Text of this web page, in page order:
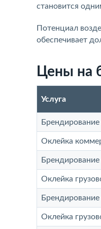
становится
Потенциал
обеспечивает
Цены на
Услуга
Оклейка
Брендирование
Оклейка
Брендирование
Оклейка